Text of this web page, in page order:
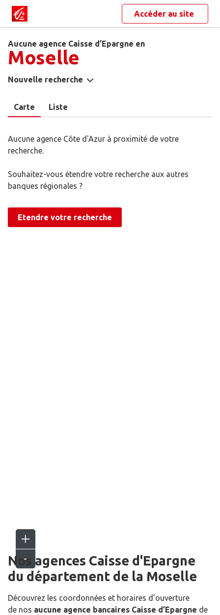
Accéder au site
Aucune agence Caisse d’Epargne en
Moselle
Nouvelle recherche
Carte Liste
Aucune agence Côte d'Azur à proximité de votre
recherche.
Souhaitez-vous étendre votre recherche aux autres
banques régionales ?
Etendre votre recherche
Nos agences Caisse d'Epargne
du département de la Moselle
Découvrez les coordonnées et horaires d’ouverture
de nos aucune agence bancaires Caisse d’Epargne de